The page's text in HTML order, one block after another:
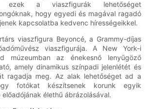
ezek a viaszfigurák lehetőséget
hogy egyedi és magával ragadó
kapcsolatba kedvenc hírességeikkel.
viaszfigura Beyoncé, a Grammy-díjas
viaszfigurája. A New York-i
múzeumban az énekesnő lenyűgöző
amely dinamikus színpadi jelenlétét és
ragadja meg. Az alak lehetőséget ad a
fotókat készítsenek korunk egyik
élethű ábrázolásával.